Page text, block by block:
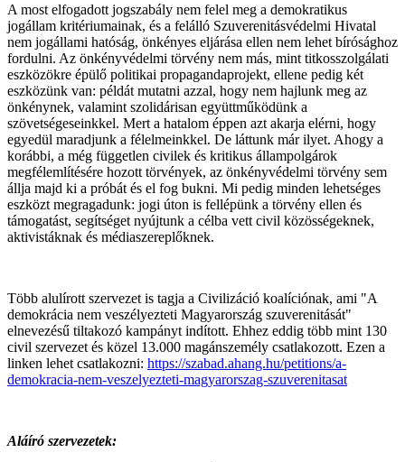
A most elfogadott jogszabály nem felel meg a demokratikus
jogállam kritériumainak, és a felálló Szuverenitásvédelmi Hivatal
nem jogállami hatóság, önkényes eljárása ellen nem lehet bírósághoz
fordulni. Az önkényvédelmi törvény nem más, mint titkosszolgálati
eszközökre épülő politikai propagandaprojekt, ellene pedig két
eszközünk van: példát mutatni azzal, hogy nem hajlunk meg az
önkénynek, valamint szolidárisan együttműködünk a
szövetségeseinkkel. Mert a hatalom éppen azt akarja elérni, hogy
egyedül maradjunk a félelmeinkkel. De láttunk már ilyet. Ahogy a
korábbi, a még független civilek és kritikus állampolgárok
megfélemlítésére hozott törvények, az önkényvédelmi törvény sem
állja majd ki a próbát és el fog bukni. Mi pedig minden lehetséges
eszközt megragadunk: jogi úton is fellépünk a törvény ellen és
támogatást, segítséget nyújtunk a célba vett civil közösségeknek,
aktivistáknak és médiaszereplőknek.
Több alulírott szervezet is tagja a Civilizáció koalíciónak, ami "A
demokrácia nem veszélyezteti Magyarország szuverenitását"
elnevezésű tiltakozó kampányt indított. Ehhez eddig több mint 130
civil szervezet és közel 13.000 magánszemély csatlakozott. Ezen a
linken lehet csatlakozni: https://szabad.ahang.hu/petitions/a-
demokracia-nem-veszelyezteti-magyarorszag-szuverenitasat
Aláíró szervezetek: